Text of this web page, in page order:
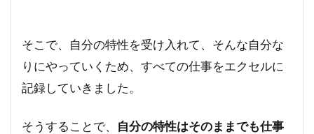
そこで、自分の特性を受け入れて、そんな自分な
りにやっていくため、すべての仕事をエクセルに
記録していきました。
そうすることで、 自分の特性はそのままでも仕事